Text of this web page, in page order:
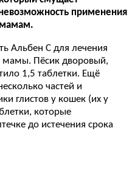
применения
мамам.
Альбен С для лечения
мамы. Пёсик дворовый,
1,5 таблетки. Ещё
частей и
глистов у кошек (их у
которые
до истечения срока